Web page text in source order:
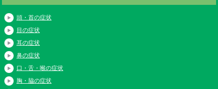
頭・首の症状
目の症状
耳の症状
鼻の症状
口・舌・喉の症状
胸・脇の症状